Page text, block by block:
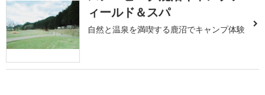
ィールド＆スパ
自然と温泉を満喫する鹿沼でキャンプ体験